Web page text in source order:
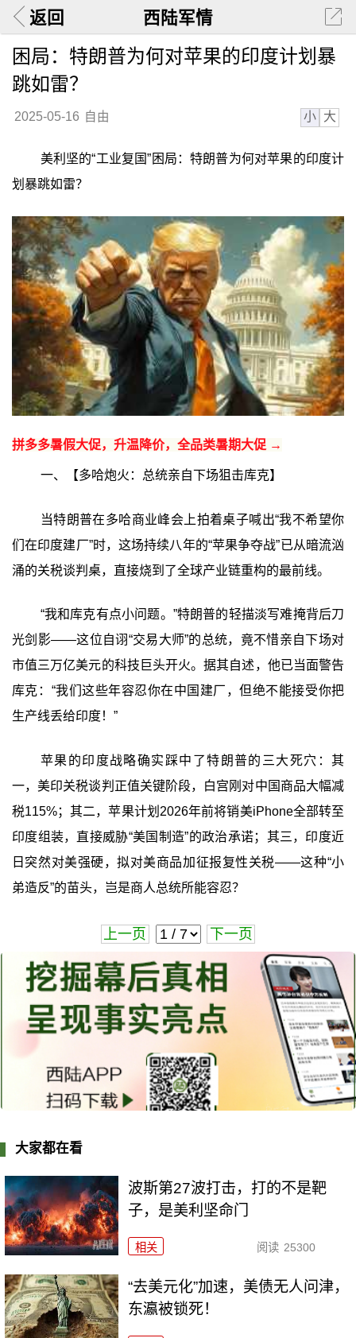
返回 西陆军情
困局：特朗普为何对苹果的印度计划暴
跳如雷？
2025-05-16 自由 小 大
美利坚的“工业复国”困局：特朗普为何对苹果的印度计
划暴跳如雷？
拼多多暑假大促，升温降价，全品类暑期大促 →
一、【多哈炮火：总统亲自下场狙击库克】
当特朗普在多哈商业峰会上拍着桌子喊出“我不希望你
们在印度建厂”时，这场持续八年的“苹果争夺战”已从暗流汹
涌的关税谈判桌，直接烧到了全球产业链重构的最前线。
“我和库克有点小问题。”特朗普的轻描淡写难掩背后刀
光剑影——这位自诩“交易大师”的总统，竟不惜亲自下场对
市值三万亿美元的科技巨头开火。据其自述，他已当面警告
库克：“我们这些年容忍你在中国建厂，但绝不能接受你把
生产线丢给印度！”
苹果的印度战略确实踩中了特朗普的三大死穴：其
一，美印关税谈判正值关键阶段，白宫刚对中国商品大幅减
税115%；其二，苹果计划2026年前将销美iPhone全部转至
印度组装，直接威胁“美国制造”的政治承诺；其三，印度近
日突然对美强硬，拟对美商品加征报复性关税——这种“小
弟造反”的苗头，岂是商人总统所能容忍？
上一页 下一页
大家都在看
波斯第27波打击，打的不是靶
子，是美利坚命门
相关 阅读 25300
“去美元化”加速，美债无人问津，
东瀛被锁死！